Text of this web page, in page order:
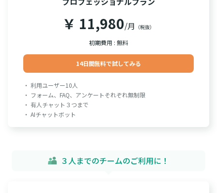
￥ 11,980/月 （税抜）
初期費用 : 無料
14日間無料で試してみる
・ 利用ユーザー10人
・ フォーム、FAQ、アンケートそれぞれ無制限
・ 有人チャット３つまで
・ AIチャットボット
３人までのチームのご利用に！